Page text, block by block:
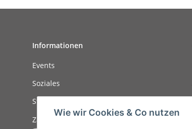
Informationen
Events
Soziales
Stellenanzeigen
Zahlungsmöglichkeiten
Wie wir Cookies & Co nutzen